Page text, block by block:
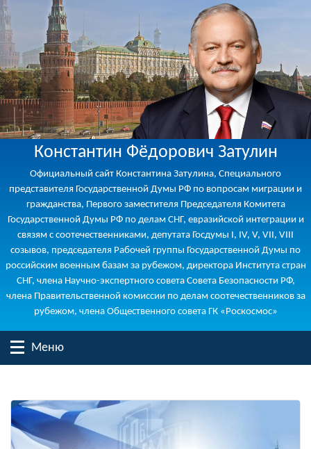
Константин Фёдорович Затулин
Официальный сайт Константина Затулина, Специального
представителя Государственной Думы РФ по вопросам миграции и
гражданства, Первого заместителя Председателя Комитета
Государственной Думы РФ по делам СНГ, евразийской интеграции и
связям с соотечественниками, депутата Госдумы I, IV, V, VII, VIII
созывов, председателя Рабочей группы Государственной Думы по
российским военным базам за рубежом, директора Института стран
СНГ, члена Научно-экспертного совета Совета Безопасности РФ,
члена Правительственной комиссии по делам соотечественников за
рубежом, члена Общественного совета ГК «Роскосмос»
Меню